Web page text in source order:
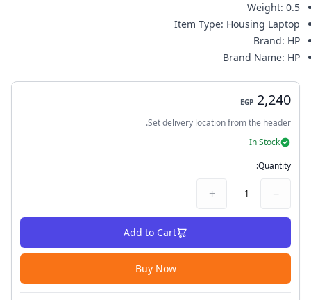
Weight: 0.5
Item Type: Housing Laptop
Brand: HP
Brand Name: HP
2,240
EGP
Set delivery location from the header.
In Stock
Quantity:
−
1
+
Add to Cart
Buy Now